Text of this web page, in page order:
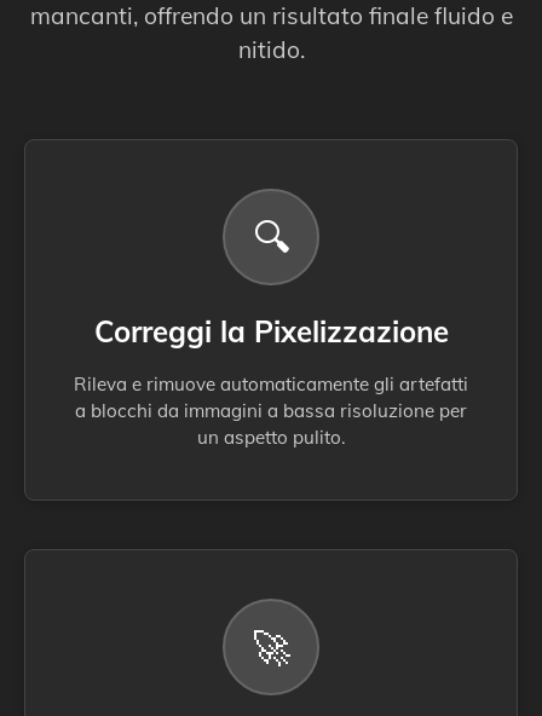
mancanti, offrendo un risultato finale fluido e
nitido.
🔍
Correggi la Pixelizzazione
Rileva e rimuove automaticamente gli artefatti
a blocchi da immagini a bassa risoluzione per
un aspetto pulito.
🚀